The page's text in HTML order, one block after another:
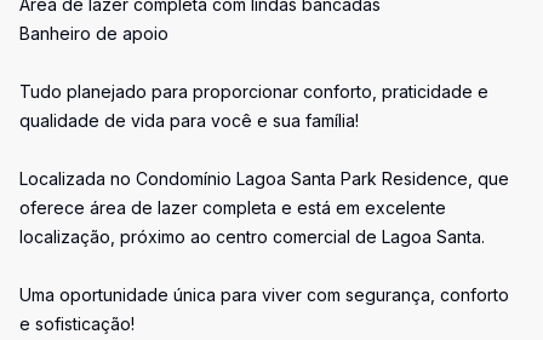
Área de lazer completa com lindas bancadas
Banheiro de apoio
Tudo planejado para proporcionar conforto, praticidade e
qualidade de vida para você e sua família!
Localizada no Condomínio Lagoa Santa Park Residence, que
oferece área de lazer completa e está em excelente
localização, próximo ao centro comercial de Lagoa Santa.
Uma oportunidade única para viver com segurança, conforto
e sofisticação!